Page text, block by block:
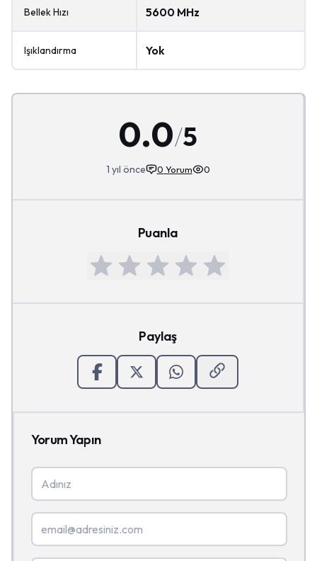
Bellek Hızı 5600 MHz
Işıklandırma Yok
0.0/5
1 yıl önce 0 Yorum 0
Puanla
Paylaş
Yorum Yapın